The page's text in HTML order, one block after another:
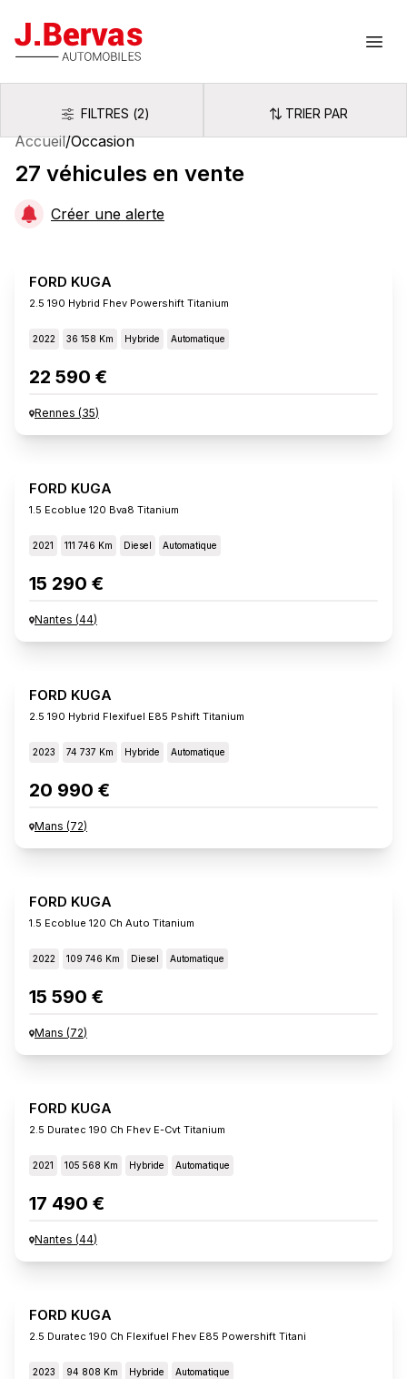
J.Bervas
FiltresFILTRES (2) Trier par
TRIER PAR
Accueil/Occasion
27 véhicules en vente
Créer une alerte
FORD KUGA
2.5 190 Hybrid Fhev Powershift Titanium
2022 36 158 Km Hybride Automatique
22 590 €
Rennes (35)
FORD KUGA
1.5 Ecoblue 120 Bva8 Titanium
2021 111 746 Km Diesel Automatique
15 290 €
Nantes (44)
FORD KUGA
2.5 190 Hybrid Flexifuel E85 Pshift Titanium
2023 74 737 Km Hybride Automatique
20 990 €
Mans (72)
FORD KUGA
1.5 Ecoblue 120 Ch Auto Titanium
2022 109 746 Km Diesel Automatique
15 590 €
Mans (72)
FORD KUGA
2.5 Duratec 190 Ch Fhev E-Cvt Titanium
2021 105 568 Km Hybride Automatique
17 490 €
Nantes (44)
FORD KUGA
2.5 Duratec 190 Ch Flexifuel Fhev E85 Powershift Titani
2023 94 808 Km Hybride Automatique